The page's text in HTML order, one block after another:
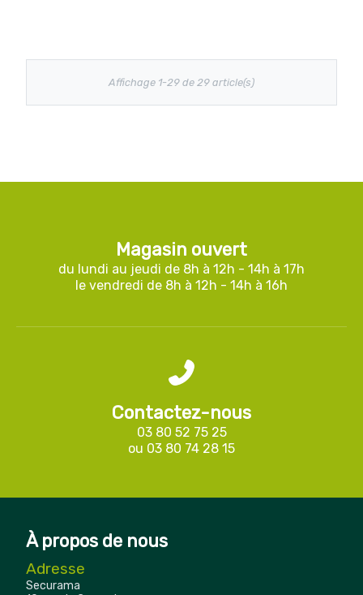
Affichage 1-29 de 29 article(s)
Magasin ouvert
du lundi au jeudi de 8h à 12h - 14h à 17h
le vendredi de 8h à 12h - 14h à 16h
Contactez-nous
03 80 52 75 25
ou 03 80 74 28 15
À propos de nous
Adresse
Securama